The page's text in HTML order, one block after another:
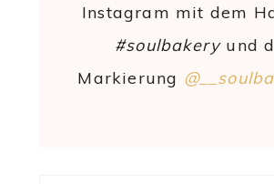
Instagram mit dem
#soulbakeryund
Markierung